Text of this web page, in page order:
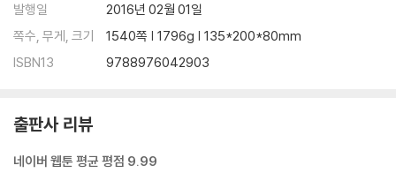
발행일
2016년 02월 01일
쪽수, 무게, 크기
1540쪽 | 1796g | 135*200*80mm
ISBN13
9788976042903
출판사 리뷰
네이버 웹툰 평균 평점 9.99